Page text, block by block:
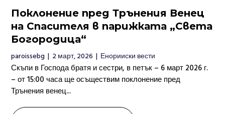
Поклонение пред Трънения Венец
на Спасителя в парижката „Света
Богородица“
paroissebg | 2 март, 2026 | Енорииски вести
Скъпи в Господа братя и сестри, в петък – 6 март 2026 г.
– от 15:00 часа ще осъществим поклонение пред
Трънения венец...